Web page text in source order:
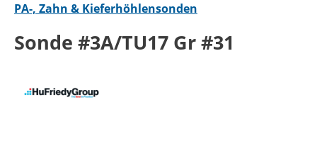
PA-, Zahn & Kieferhöhlensonden
Sonde #3A/TU17 Gr #31